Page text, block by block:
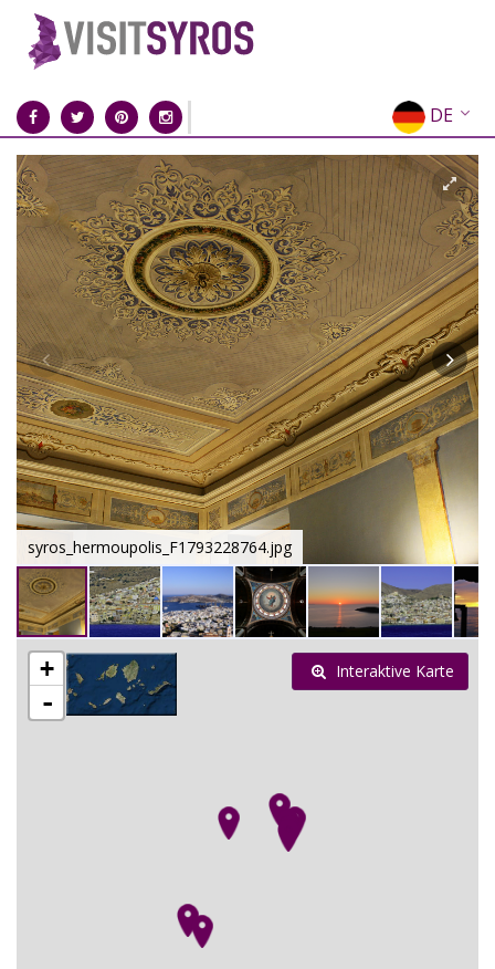
DE
EN
EL
FR
IT
ES
RU
CN
syros_hermoupolis_F1793228764.jpg
+
-
Interaktive Karte